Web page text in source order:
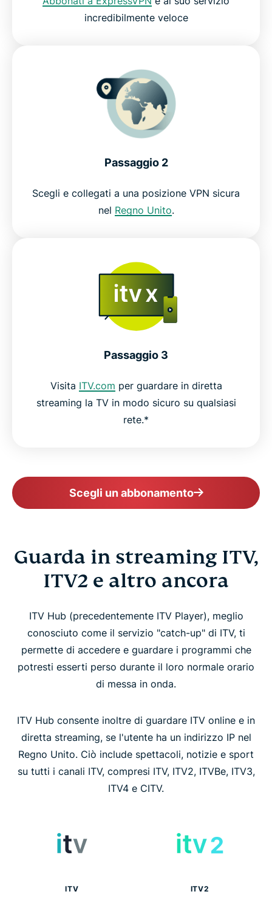
incredibilmente veloce
Passaggio 2
Scegli e collegati a una posizione VPN sicura
nel Regno Unito.
Passaggio 3
Visita ITV.com per guardare in diretta
streaming la TV in modo sicuro su qualsiasi
rete.*
Scegli un abbonamento
Guarda in streaming ITV,
ITV2 e altro ancora
ITV Hub (precedentemente ITV Player), meglio
conosciuto come il servizio "catch-up" di ITV, ti
permette di accedere e guardare i programmi che
potresti esserti perso durante il loro normale orario
di messa in onda.
ITV Hub consente inoltre di guardare ITV online e in
diretta streaming, se l'utente ha un indirizzo IP nel
Regno Unito. Ciò include spettacoli, notizie e sport
su tutti i canali ITV, compresi ITV, ITV2, ITVBe, ITV3,
ITV4 e CITV.
ITV ITV2